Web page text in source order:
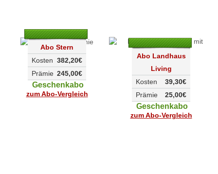
Abo Stern
382,20€
Kosten
245,00€
Prämie
Geschenkabo
zum Abo-Vergleich
Abo Landhaus
Living
39,30€
Kosten
25,00€
Prämie
Geschenkabo
zum Abo-Vergleich